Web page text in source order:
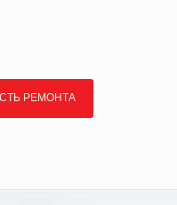
РЕМОНТА